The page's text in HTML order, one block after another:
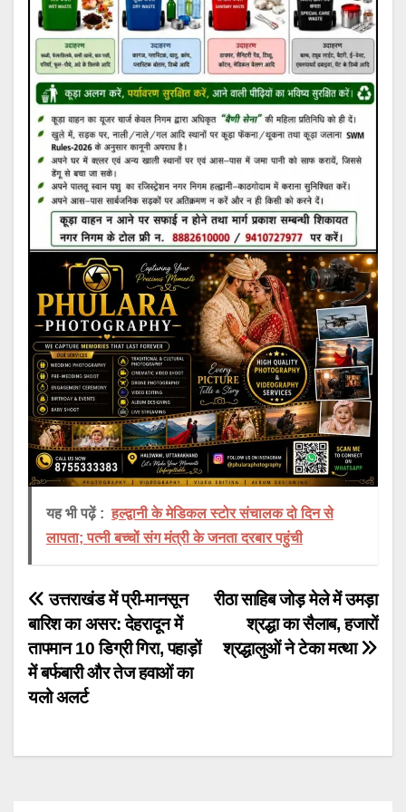
यह भी पढ़ें : हल्द्वानी के मेडिकल स्टोर संचालक दो दिन से
लापता; पत्नी बच्चों संग मंत्री के जनता दरबार पहुंची
Post
navigation
रीठा साहिब जोड़ मेले में उमड़ा
श्रद्धा का सैलाब, हजारों
श्रद्धालुओं ने टेका मत्था
उत्तराखंड में प्री-मानसून
बारिश का असर: देहरादून में
तापमान 10 डिग्री गिरा, पहाड़ों
में बर्फबारी और तेज हवाओं का
यलो अलर्ट